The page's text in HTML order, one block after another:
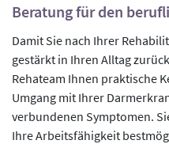
Beratung für den
Damit Sie nach Ihrer
gestärkt in Ihren Alltag
Rehateam Ihnen praktische
Umgang mit Ihrer
verbundenen Symptomen.
Ihre Arbeitsfähigkeit